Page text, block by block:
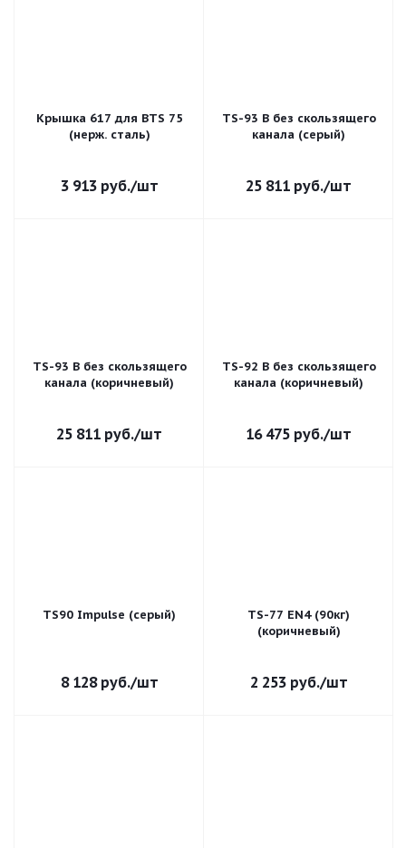
Крышка 617 для BTS 75
(нерж. сталь)
3 913руб./шт
TS-93 В без скользящего
канала (серый)
25 811 руб./шт
TS-93 B без скользящего
канала (коричневый)
25 811 руб./шт
TS-92 В без скользящего
канала (коричневый)
16 475 руб./шт
TS90 Impulse (серый)
8 128руб./шт
TS-77 EN4 (90кг)
(коричневый)
2 253руб./шт